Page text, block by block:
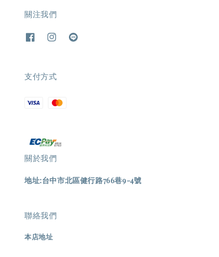
關注我們
支付方式
關於我們
地址:台中市北區健行路766巷9-4號
聯絡我們
本店地址